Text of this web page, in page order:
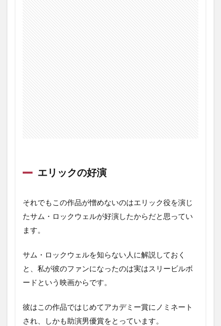
エリックの好演
それでもこの作品が憎めないのはエリック役を演じ
たサム・ロックウェルが好演したからだと思ってい
ます。
サム・ロックウェルを知らない人に解説しておく
と、私が彼のファンになったのは実はスリービルボ
ードという映画からです。
彼はこの作品ではじめてアカデミー賞にノミネート
され、しかも助演男優賞をとっています。